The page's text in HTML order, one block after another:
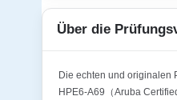
Über die
Die echten und originalen
HPE6-A69（Aruba